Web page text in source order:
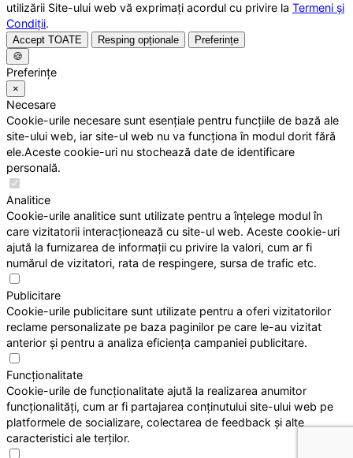
utilizării Site-ului web vă exprimați acordul cu privire la Termeni și
Condiții.
Accept TOATE Resping opționale
Preferințe
🍪
Preferințe
×
Necesare
Cookie-urile necesare sunt esențiale pentru funcțiile de bază ale
site-ului web, iar site-ul web nu va funcționa în modul dorit fără
ele.Aceste cookie-uri nu stochează date de identificare
personală.
Analitice
Cookie-urile analitice sunt utilizate pentru a înțelege modul în
care vizitatorii interacționează cu site-ul web. Aceste cookie-uri
ajută la furnizarea de informații cu privire la valori, cum ar fi
numărul de vizitatori, rata de respingere, sursa de trafic etc.
Publicitare
Cookie-urile publicitare sunt utilizate pentru a oferi vizitatorilor
reclame personalizate pe baza paginilor pe care le-au vizitat
anterior și pentru a analiza eficiența campaniei publicitare.
Funcționalitate
Cookie-urile de funcționalitate ajută la realizarea anumitor
funcționalități, cum ar fi partajarea conținutului site-ului web pe
platformele de socializare, colectarea de feedback și alte
caracteristici ale terților.